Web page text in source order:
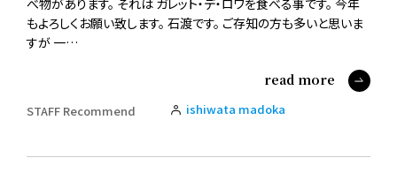
べ物があります。 それは ガレット・デ・ロワを食べる事です。 今年
もよろしくお願い致します。 石渡です。 ご存知の方も多いと思いま
すが 一…
read more
STAFF Recommend ishiwata madoka